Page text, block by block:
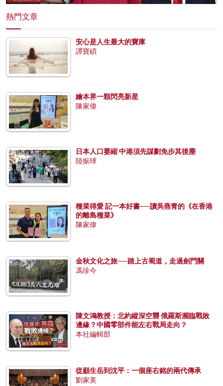
熱門文章
安心是人生最大的寶庫
譚寶碩
繪本界一顆閃亮新星
陳家偉
日本人口萎縮 中港須先謀劃免步其後塵
陸振球
種菜得愛 記一本好書──讀吳燕青的《在香港
的離島種菜》
陳家偉
金秋文化之旅──踏上古蜀道，走過劍門關
馮珍今
陳文鴻教授：北約縱深空襲 俄羅斯瀕臨戰敗
邊緣？中國零部件能左右戰局走向？
本社編輯部
從顧生岳到沈平：一個座右銘的兩代傳承
劉家美